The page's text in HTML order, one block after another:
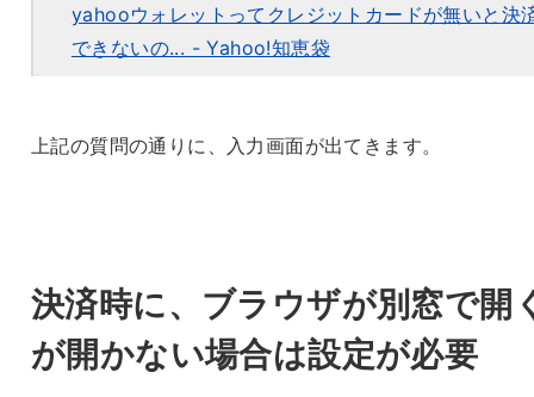
yahooウォレットってクレジットカードが無いと決
できないの... - Yahoo!知恵袋
上記の質問の通りに、入力画面が出てきます。
決済時に、ブラウザが別窓で開
が開かない場合は設定が必要